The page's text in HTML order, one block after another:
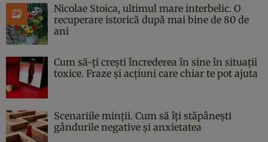
Nicolae Stoica, ultimul mare interbelic. O
recuperare istorică după mai bine de 80 de
ani
Cum să-ți crești încrederea în sine în situații
toxice. Fraze și acțiuni care chiar te pot ajuta
Scenariile minții. Cum să îți stăpânești
gândurile negative și anxietatea